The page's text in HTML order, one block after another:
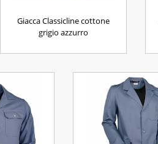
Giacca Classicline cottone
grigio azzurro